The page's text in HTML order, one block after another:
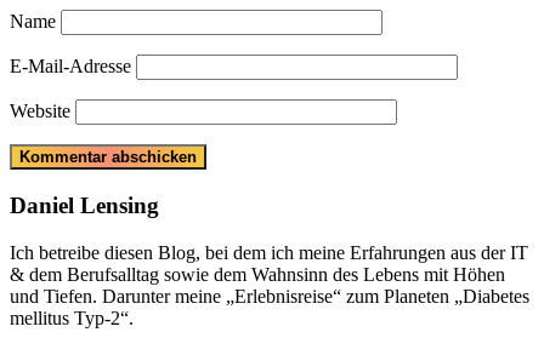
Name
E-Mail-Adresse
Website
Daniel Lensing
Ich betreibe diesen Blog, bei dem ich meine Erfahrungen aus der IT
& dem Berufsalltag sowie dem Wahnsinn des Lebens mit Höhen
und Tiefen. Darunter meine „Erlebnisreise“ zum Planeten „Diabetes
mellitus Typ-2“.